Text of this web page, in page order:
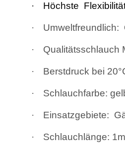
· Höchste
· Umweltfreundlich:
· Qualitätsschlauch
· Berstdruck bei
· Schlauchfarbe:
· Einsatzgebiete:
· Schlauchlänge: 1m